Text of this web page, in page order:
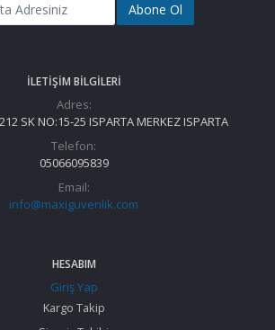
Abone Ol
İLETIŞIM BILGILERI
Adres:
SK NO:15-25 ISPARTA MERKEZ ISPARTA
Telefon:
05066095839
Email:
info@maxiguvenlik.com
HESABIM
Giriş Yap
Kargo Takip